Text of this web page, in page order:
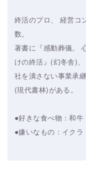
終活のプロ、 経営コ
数。
著書に『感動葬儀。
けの終活』(幻冬舎)
社を潰さない事業承
(現代書林)がある。
●好きな食べ物：和牛
●嫌いなもの：イクラ